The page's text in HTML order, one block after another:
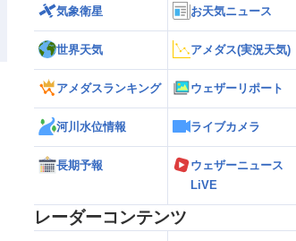
気象衛星 お天気ニュース
世界天気 アメダス(実況天気)
アメダスランキング ウェザーリポート
河川水位情報 ライブカメラ
長期予報
ウェザーニュース
LiVE
レーダーコンテンツ